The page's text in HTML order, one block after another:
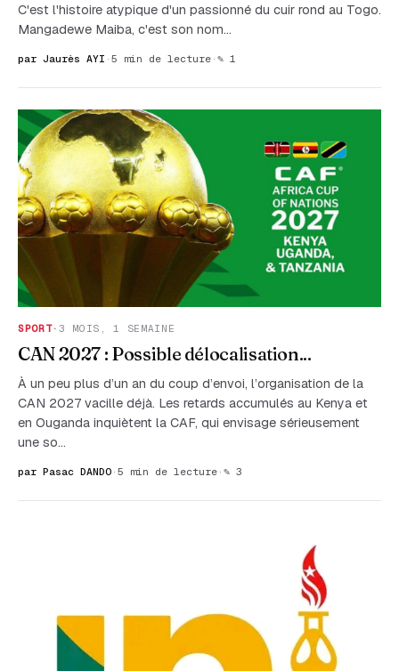
C'est l'histoire atypique d'un passionné du cuir rond au Togo.
Mangadewe Maiba, c'est son nom...
par Jaurès AYI · 5 min de lecture · ✎ 1
SPORT·3 MOIS, 1 SEMAINE
CAN 2027 : Possible délocalisation...
À un peu plus d’un an du coup d’envoi, l’organisation de la
CAN 2027 vacille déjà. Les retards accumulés au Kenya et
en Ouganda inquiètent la CAF, qui envisage sérieusement
une so…
par Pasac DANDO · 5 min de lecture · ✎ 3